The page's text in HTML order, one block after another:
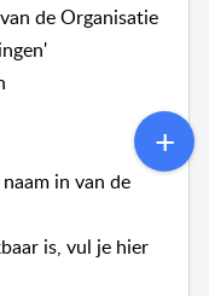
de Organisatie
in van de
is, vul je hier